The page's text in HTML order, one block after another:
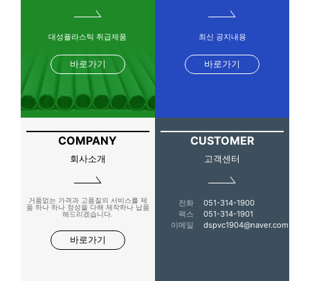
대성플라스틱 취급제품
바로가기
최신 공지내용
바로가기
COMPANY
회사소개
거품없는 가격과 고품질의 서비스를 제
품 하나 하나 정성을 다해 제작하나 납품
해드리겠습니다.
바로가기
CUSTOMER
고객센터
전화
팩스
이메일
051-314-1900
051-314-1901
dspvc1904@naver.com